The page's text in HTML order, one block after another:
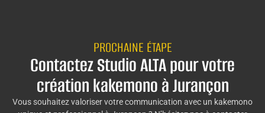
PROCHAINE ÉTAPE
Contactez Studio ALTA pour votre
création kakemono à Jurançon
Vous souhaitez valoriser votre communication avec un kakemono